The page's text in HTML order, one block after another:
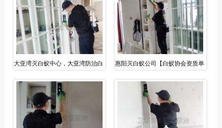
大亚湾灭白蚁中心，大亚湾防治白
惠阳灭白蚁公司【白蚁协会资质单